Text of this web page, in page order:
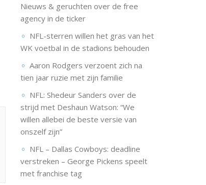
Nieuws & geruchten over de free
agency in de ticker
NFL-sterren willen het gras van het
WK voetbal in de stadions behouden
Aaron Rodgers verzoent zich na
tien jaar ruzie met zijn familie
NFL: Shedeur Sanders over de
strijd met Deshaun Watson: “We
willen allebei de beste versie van
onszelf zijn”
NFL – Dallas Cowboys: deadline
verstreken – George Pickens speelt
met franchise tag